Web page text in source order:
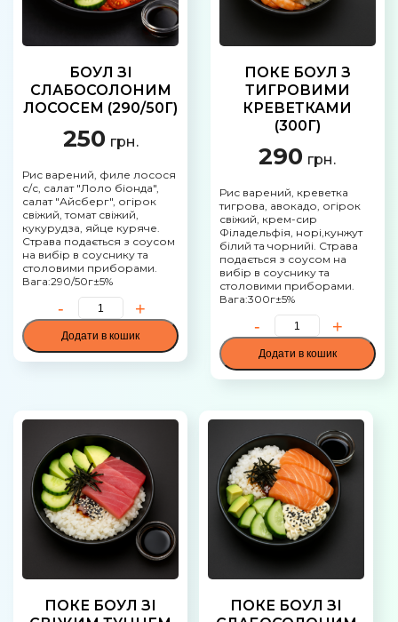
БОУЛ ЗІ
СЛАБОСОЛОНИМ
ЛОСОСЕМ (290/50Г)
250 грн.
Рис варений, филе лосося
с/с, салат "Лоло біонда",
салат "Айсберг", огірок
свіжий, томат свіжий,
кукурудза, яйце куряче.
Страва подається з соусом
на вибір в соуснику та
столовими приборами.
Вага:290/50г±5%
Додати в кошик
ПОКЕ БОУЛ З
ТИГРОВИМИ
КРЕВЕТКАМИ
(300Г)
290 грн.
Рис варений, креветка
тигрова, авокадо, огірок
свіжий, крем-сир
Філадельфія, норі,кунжут
білий та чорнийі. Страва
подається з соусом на
вибір в соуснику та
столовими приборами.
Вага:300г±5%
Додати в кошик
ПОКЕ БОУЛ ЗІ
ПОКЕ БОУЛ ЗІ